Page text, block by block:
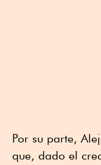
Por su parte,
que, dado el